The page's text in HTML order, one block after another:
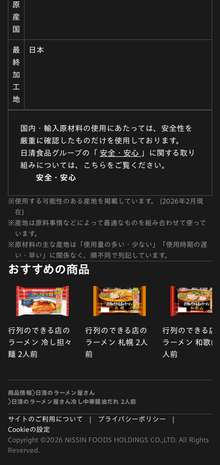
原
産
国
最
終
加
工
地
日本
国内・輸入原材料の使用にあたっては、安全性を
厳重に確認したものだけを使用しております。
日清食品グループの「 安全・安心 」に関する取り
組みについては、こちらをご覧ください。
安全・安心
※使用する可能性のある産地を掲載しています。 (2026年2月現
在)
※産地は原料事情などによって最適なものを組み合わせて使って
います。
※原材料の主な産地は「使用量の多い・少ない」「使用時期の遅
い・早い」に関係なく、順不同で列記しています。
おすすめの商品
行列のできる店の
ラーメン 冷し担々
麺 2人前
行列のできる店の
ラーメン 札幌 2人
前
行列のできる店
ラーメン 和歌山
人前
商品情報
日清のラーメン屋さん
日清のラーメン屋さん冷し中華醤油だれ 2人前
サイトのご利用について
プライバシーポリシー
Cookieの設定
Copyright ©2026 NISSIN FOODS HOLDINGS CO.,LTD. All Rights
Reserved.